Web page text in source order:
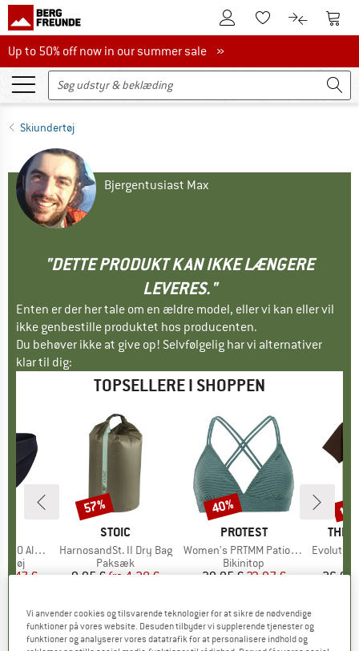
Til kundekontoenTil huskesedlen.
Til Til
Up to 50% off now in our summer sale
Up to 50% off now in our summer sale »
Skiundertøj
Bjergentusiast Max
"DETTE PRODUKT KAN IKKE LÆNGERE
LEVERES."
Enten er der her tale om en ældre model, eller vi kan eller vil
ikke genbestille produktet hos producenten.
Du behøver ikke at give op! Selvfølgelig har vi alternativer
klar til dig:
TOPSELLERE I SHOPPEN
Brief
pris
€
)
MÆRKE
STOIC
Artikel
HarnosandSt. II Dry Bag
Produktgruppe
Paksæk
Pris
9,95 € Nedsat pris
fra4,28 €
5,0(2)
Rabat
57%
MÆRKE
PROTEST
Artikel
Women's PRTMM Patio Triangle
Produktgruppe
Bikinitop
Pris
39,95 €Nedsat pris
23,97 €
4,9(23)
Rabat
40%
THE
Artikel
Evolution
26,95
til
Vi anvender cookies og tilsvarende teknologier for at sikre de nødvendige
funktioner på vores website. Desuden tilbyder vi supplerende tjenester og
funktioner og analyserer vores datatrafik for at personalisere indhold og